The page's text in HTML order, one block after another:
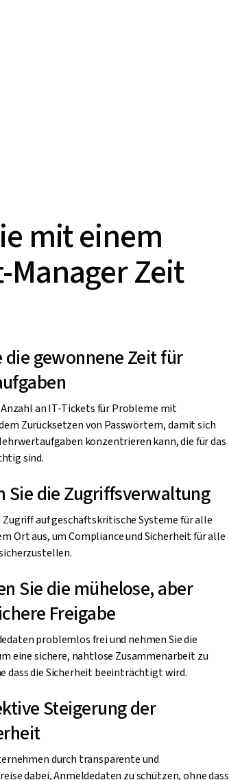
mit einem
Manager Zeit
die gewonnene Zeit für
an IT-Tickets für Probleme mit
Zurücksetzen von Passwörtern, damit sich
konzentrieren kann, die für das
sind.
Sie die Zugriffsverwaltung
Zugriff auf geschäftskritische Systeme für alle
Ort aus, um Compliance und Sicherheit für alle
Sie die mühelose, aber
Freigabe
problemlos frei und nehmen Sie die
eine sichere, nahtlose Zusammenarbeit zu
dass die Sicherheit beeinträchtigt wird.
Steigerung der
durch transparente und
dabei, Anmeldedaten zu schützen, ohne dass